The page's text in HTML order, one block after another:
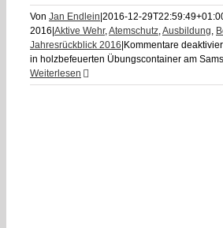
Von Jan Endlein 2016-12-
2016 Aktive Wehr,Atemschutz,Ausbildung,
Jahresrückblick 2016 Kommentare
in holzbefeuerten Übungscontainer am
Weiterlesen